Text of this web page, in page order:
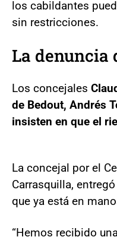
los cabildantes
sin restricciones.
La denuncia
Los concejales
de Bedout, Andrés
insisten en que el
La concejal por el
Carrasquilla,
que ya está en
“Hemos recibido